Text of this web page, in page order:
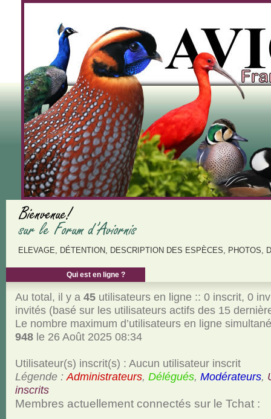
ELEVAGE, DÉTENTION, DESCRIPTION DES ESPÈCES, PHOTOS,
Qui est en ligne ?
Au total, il y a 45utilisateurs en ligne :: 0 inscrit, 0
invités (basé sur les utilisateurs actifs des 15
Le nombre maximum d’utilisateurs en ligne
948le 26 Août 2025 08:34
Utilisateur(s) inscrit(s) : Aucun utilisateur inscrit
Légende : Administrateurs, Délégués, Modérateurs,
inscrits
Membres actuellement connectés sur le Tchat :